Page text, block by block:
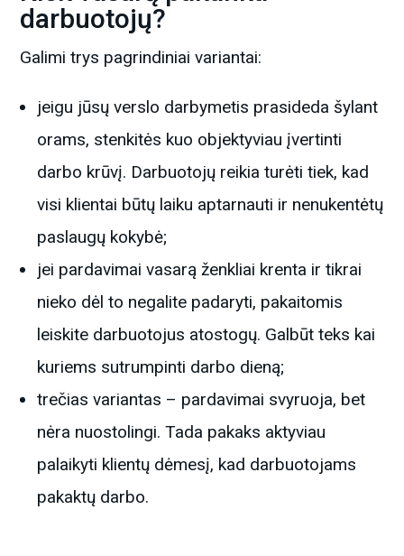
darbuotojų?
Galimi trys pagrindiniai variantai:
jeigu jūsų verslo darbymetis prasideda šylant
orams, stenkitės kuo objektyviau įvertinti
darbo krūvį. Darbuotojų reikia turėti tiek, kad
visi klientai būtų laiku aptarnauti ir nenukentėtų
paslaugų kokybė;
jei pardavimai vasarą ženkliai krenta ir tikrai
nieko dėl to negalite padaryti, pakaitomis
leiskite darbuotojus atostogų. Galbūt teks kai
kuriems sutrumpinti darbo dieną;
trečias variantas – pardavimai svyruoja, bet
nėra nuostolingi. Tada pakaks aktyviau
palaikyti klientų dėmesį, kad darbuotojams
pakaktų darbo.